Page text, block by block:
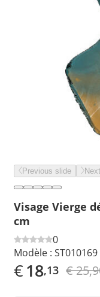
Previous slide
Visage Vierge
cm
0
Modèle : ST010169
€18,13 €